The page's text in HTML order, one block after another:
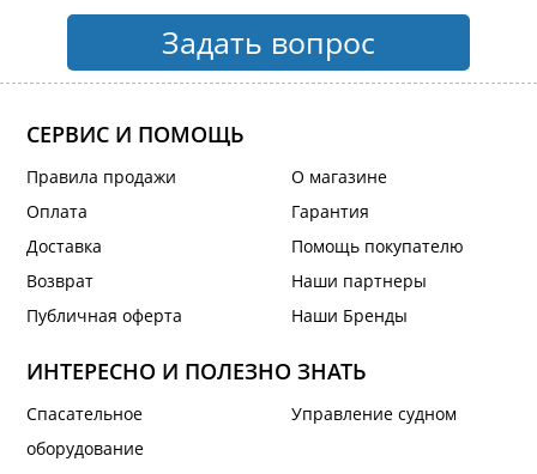
Задать вопрос
СЕРВИС И ПОМОЩЬ
Правила продажи
Оплата
Доставка
Возврат
Публичная оферта
О магазине
Гарантия
Помощь покупателю
Наши партнеры
Наши Бренды
ИНТЕРЕСНО И ПОЛЕЗНО ЗНАТЬ
Спасательное
оборудование
Управление судном